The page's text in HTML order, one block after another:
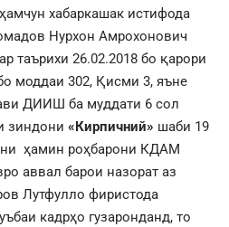
хабаркашак истифода
Нурхон Амрохонович
таърихи 26.02.2018 бо қарори
моддаи 302, Қисми 3, яъне
ДИИШ ба муддати 6 сол
зиндони «Кирпичний» шаби 19
ҳамин роҳбарони КДАМ
аввал барои назорат аз
Лутфулло фиристода
кадрҳо гузаронданд, то